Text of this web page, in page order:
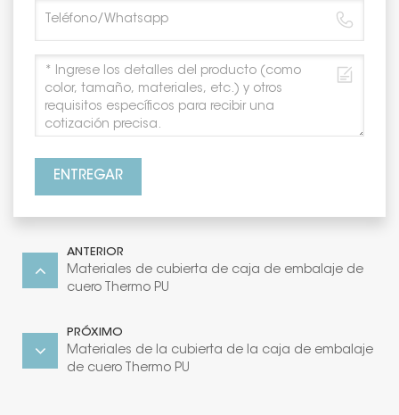
ENTREGAR
ANTERIOR
Materiales de cubierta de caja de embalaje de
cuero Thermo PU
PRÓXIMO
Materiales de la cubierta de la caja de embalaje
de cuero Thermo PU